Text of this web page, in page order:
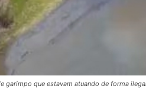
garimpo que estavam atuando de forma